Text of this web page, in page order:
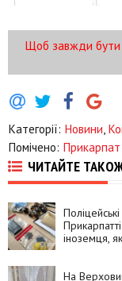
Щоб завжди бути
Категорії: Новини,
Помічено:
ЧИТАЙТЕ
іноземця,
Telegram і
На